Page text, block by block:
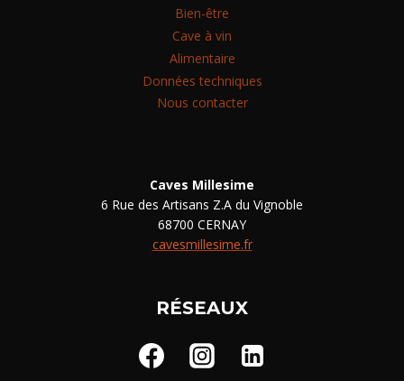
Bien-être
Cave à vin
Alimentaire
Données techniques
Nous contacter
Caves Millesime
6 Rue des Artisans Z.A du Vignoble
68700 CERNAY
cavesmillesime.fr
RÉSEAUX